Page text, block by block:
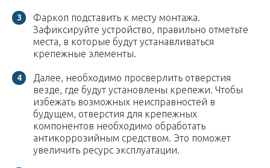
Фаркоп подставить к месту монтажа.
Зафиксируйте устройство, правильно отметьте
места, в которые будут устанавливаться
крепежные элементы.
Далее, необходимо просверлить отверстия
везде, где будут установлены крепежи. Чтобы
избежать возможных неисправностей в
будущем, отверстия для крепежных
компонентов необходимо обработать
антикоррозийным средством. Это поможет
увеличить ресурс эксплуатации.